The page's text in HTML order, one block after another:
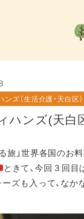
ズ（生活介護・天白区）
ハンズ(天白
旅」世界各国の
ときて、今回３回目
ズも入って、なか